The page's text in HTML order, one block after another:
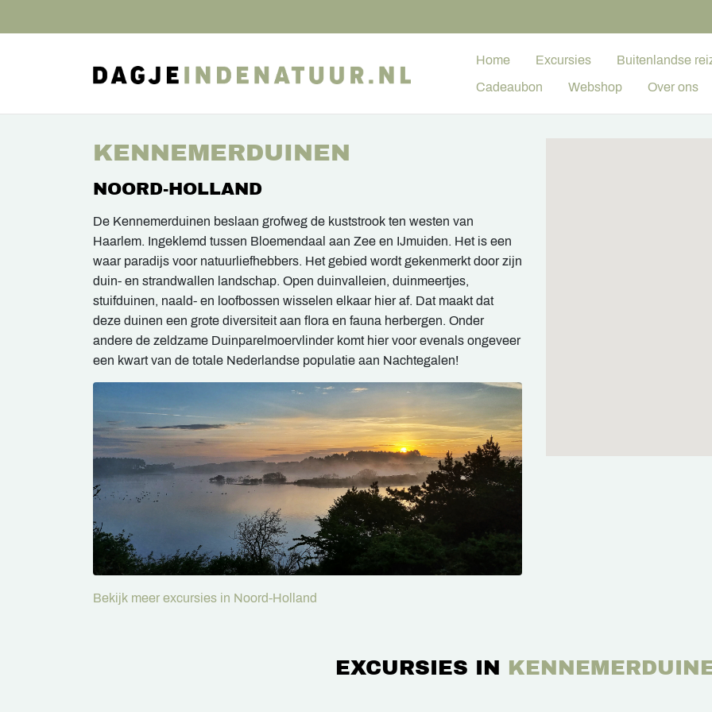
Home Excursies Buitenlandse
Cadeaubon Webshop Over ons
KENNEMERDUINEN
NOORD-HOLLAND
De Kennemerduinen beslaan grofweg de kuststrook ten westen van
Haarlem. Ingeklemd tussen Bloemendaal aan Zee en IJmuiden. Het is een
waar paradijs voor natuurliefhebbers. Het gebied wordt gekenmerkt door zijn
duin- en strandwallen landschap. Open duinvalleien, duinmeertjes,
stuifduinen, naald- en loofbossen wisselen elkaar hier af. Dat maakt dat
deze duinen een grote diversiteit aan flora en fauna herbergen. Onder
andere de zeldzame Duinparelmoervlinder komt hier voor evenals ongeveer
een kwart van de totale Nederlandse populatie aan Nachtegalen!
Bekijk meer excursies in Noord-Holland
EXCURSIES IN